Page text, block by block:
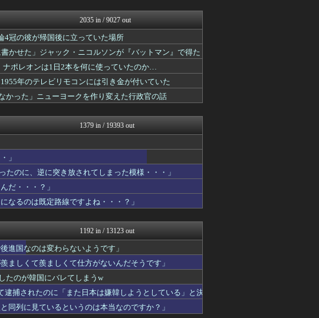
親...
私が悪いの？【海外の反応】
いない...
Red4 海外の反応まとめ
った…
Ask Reddit まと...
ニチカン！
JDM速報 海外の反応
応）
海外のお前ら 海外の反応
バレて...
かんにゅー -韓国の反応-
ハウメニージャパン！
外の反...
QQQ(海外の反応)
ニチカン！
いピッ...
Red4 海外の反応まとめ
いま...
「...
世界の憂鬱 海外・韓国の反...
路線で...
コリアル
笑って...
中にに...
あにめりあ –...
仰天！...
海外のお前ら 海外の反応
...
HANO-K
ポーランドボール 翻訳
世界はグーチョキパー
だ」...
海外の反応スポーツ
ぎ！（...
ワールドサッカーファン 海...
リ...
みんな知ってた？【海外の反...
査をパ...
NO FOOTY NO L...
ハウメニージャパン！
れだ」
ガラパゴスジャパン - 海...
2035 in / 9027 out
4冠の彼が帰国後に立っていた場所
かせた」ジャック・ニコルソンが『バットマン』で得た
ナポレオンは1日2本を何に使っていたのか…
年のテレビリモコンには引き金が付いていた
かった」ニューヨークを作り変えた行政官の話
1379 in / 19393 out
」
のに、逆に突き放されてしまった模様・・・」
だ・・・？」
なるのは既定路線ですよね・・・？」
1192 in / 13123 out
進国なのは変わらないようです」
ましくて羨ましくて仕方がないんだそうです」
たのが韓国にバレてしまうw
捕されたのに「また日本は嫌韓しようとしている」と決
同列に見ているというのは本当なのですか？」